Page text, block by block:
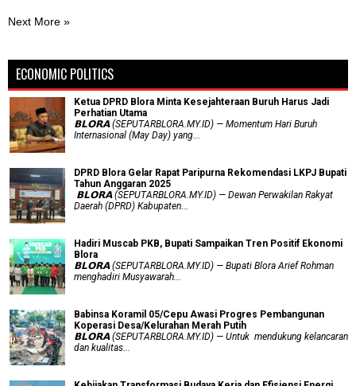
Next More »
ECONOMIC POLITICS
Ketua DPRD Blora Minta Kesejahteraan Buruh Harus Jadi
Perhatian Utama
​𝗕𝗟𝗢𝗥𝗔 (SEPUTARBLORA.MY.ID) — Momentum Hari Buruh
Internasional (May Day) yang...
DPRD Blora Gelar Rapat Paripurna Rekomendasi LKPJ Bupati
Tahun Anggaran 2025
‎ 𝗕𝗟𝗢𝗥𝗔 (SEPUTARBLORA.MY.ID) — Dewan Perwakilan Rakyat
Daerah (DPRD) Kabupaten...
Hadiri Muscab PKB, Bupati Sampaikan Tren Positif Ekonomi
Blora
𝗕𝗟𝗢𝗥𝗔 (SEPUTARBLORA.MY.ID) — Bupati Blora Arief Rohman
menghadiri Musyawarah...
Babinsa Koramil 05/Cepu Awasi Progres Pembangunan
Koperasi Desa/Kelurahan Merah Putih
𝗕𝗟𝗢𝗥𝗔 (SEPUTARBLORA.MY.ID) — Untuk mendukung kelancaran
dan kualitas...